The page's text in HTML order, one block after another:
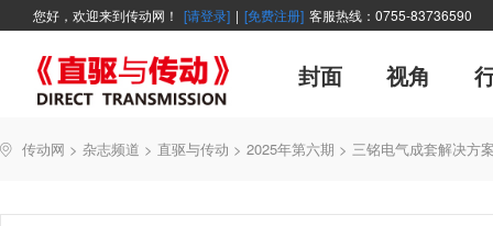
您好，欢迎来到传动网！ [请登录] | [免费注册] 客服热线：0755-83736590
封面
广告
视角
厂商采访
企业活动 展会报道
能效碳索
每月专辑 聚焦 网站
精品 新品
世界方案 控制系统
技术文章
资讯在线 展会信息
直驱与传动
新年寄语 伺服论坛
传动网 > 杂志频道 > 直驱与传动 > 2025年第六期 > 三铭电气成套解决方